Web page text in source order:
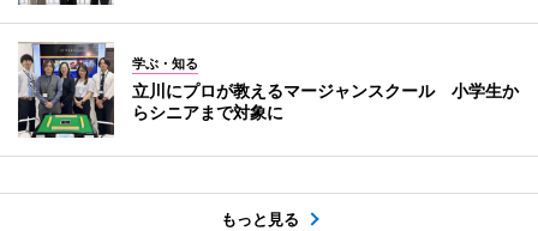
学ぶ・知る
立川にプロが教えるマージャンスクール 小学生か
らシニアまで対象に
もっと見る